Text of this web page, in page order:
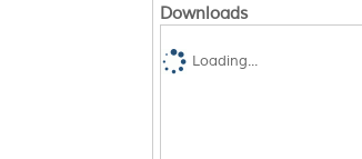
Downloads
Loading...